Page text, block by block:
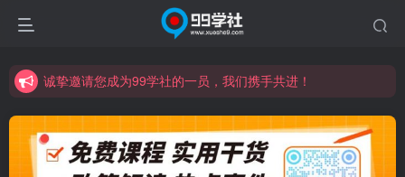
诚挚邀请您成为99学社的一员，我们携手共进！
诚挚邀请您成为99学社的一员，我们携手共进！
学习路上不孤独，99学社与你同行！分享全网优质VIP资源，炒股教程、创业教程、网络营销教程、自媒体短视频教程等，长期更新各大精品创业项目！